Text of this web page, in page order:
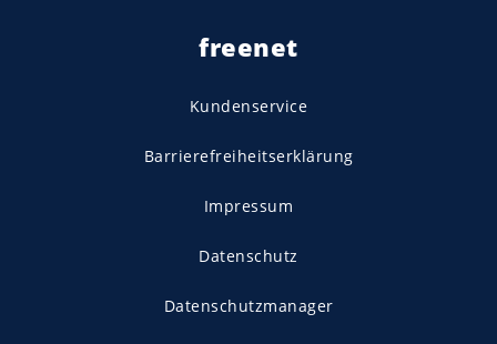
freenet
Kundenservice
Barrierefreiheitserklärung
Impressum
Datenschutz
Datenschutzmanager